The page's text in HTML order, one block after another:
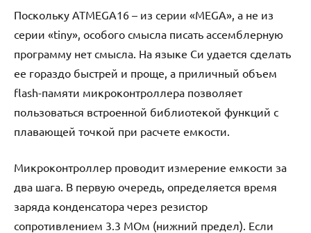
Поскольку ATMEGA16 – из серии «MEGA», а не из
серии «tiny», особого смысла писать ассемблерную
программу нет смысла. На языке Си удается сделать
ее гораздо быстрей и проще, а приличный объем
flash-памяти микроконтроллера позволяет
пользоваться встроенной библиотекой функций с
плавающей точкой при расчете емкости.
Микроконтроллер проводит измерение емкости за
два шага. В первую очередь, определяется время
заряда конденсатора через резистор
сопротивлением 3.3 МОм (нижний предел). Если